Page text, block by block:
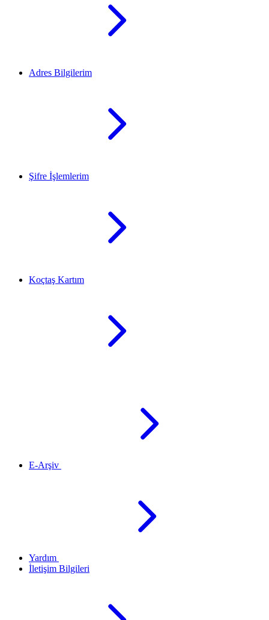
Adres Bilgilerim
Şifre İşlemlerim
Koçtaş Kartım
E-Arşiv
Yardım
İletişim Bilgileri